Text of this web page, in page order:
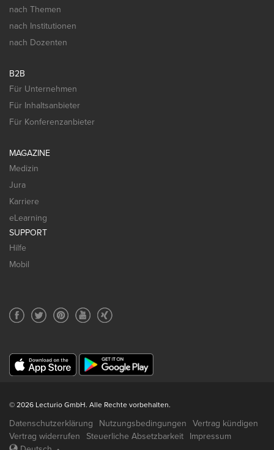
nach Themen
nach Institutionen
nach Dozenten
B2B
Für Unternehmen
Für Inhaltsanbieter
Für Konferenzanbieter
MAGAZINE
Medizin
Jura
Karriere
eLearning
SUPPORT
Hilfe
Mobil
© 2026 Lecturio GmbH. Alle Rechte vorbehalten.
Datenschutzerklärung Nutzungsbedingungen
Vertrag kündigen
Vertrag widerrufen
Steuerliche Absetzbarkeit
Impressum